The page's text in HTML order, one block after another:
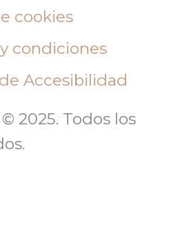
cookies
condiciones
Accesibilidad
2025. Todos los